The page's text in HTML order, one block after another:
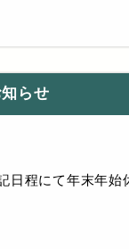
らせ
日程にて年末年始